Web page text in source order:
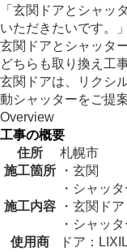
「玄関ドアとシャッ
いただきたいです。
玄関ドアとシャッタ
どちらも取り換え工
玄関ドアは、リクシ
動シャッターをご提
Overview
工事の概要
住所
札幌市
施工箇所
・玄関
・シャッ
施工内容
・玄関ド
・シャッ
使用商
ドア：